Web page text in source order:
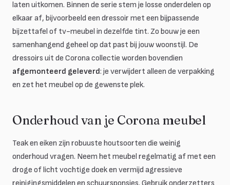
laten uitkomen. Binnen de serie stem je losse onderdelen op
elkaar af, bijvoorbeeld een dressoir met een bijpassende
bijzettafel of tv-meubel in dezelfde tint. Zo bouw je een
samenhangend geheel op dat past bij jouw woonstijl. De
dressoirs uit de Corona collectie worden bovendien
afgemonteerd geleverd: je verwijdert alleen de verpakking
en zet het meubel op de gewenste plek.
Onderhoud van je Corona meubel
Teak en eiken zijn robuuste houtsoorten die weinig
onderhoud vragen. Neem het meubel regelmatig af met een
droge of licht vochtige doek en vermijd agressieve